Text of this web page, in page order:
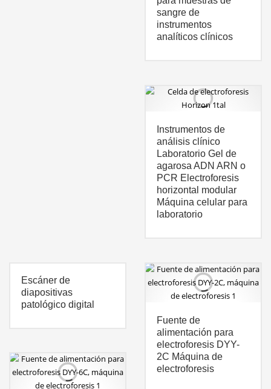
sangre de
instrumentos
analíticos clínicos
Instrumentos de
análisis clínico
Laboratorio Gel de
agarosa ADN ARN o
PCR Electroforesis
horizontal modular
Máquina celular para
laboratorio
Escáner de
diapositivas
patológico digital
Fuente de
alimentación para
electroforesis DYY-
2C Máquina de
electroforesis